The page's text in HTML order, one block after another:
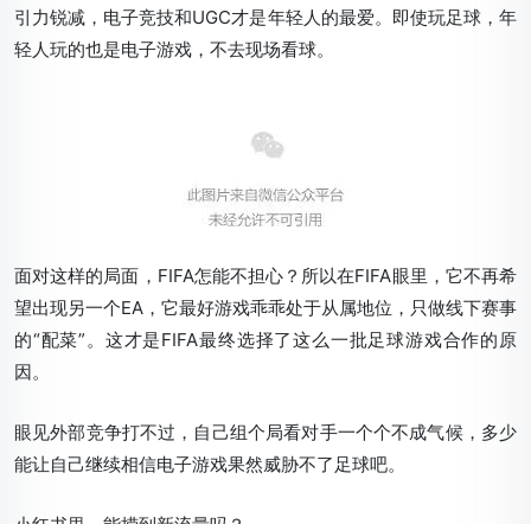
引力锐减，电子竞技和UGC才是年轻人的最爱。即使玩足球，年
轻人玩的也是电子游戏，不去现场看球。
面对这样的局面，FIFA怎能不担心？所以在FIFA眼里，它不再希
望出现另一个EA，它最好游戏乖乖处于从属地位，只做线下赛事
的“配菜”。这才是FIFA最终选择了这么一批足球游戏合作的原
因。
眼见外部竞争打不过，自己组个局看对手一个个不成气候，多少
能让自己继续相信电子游戏果然威胁不了足球吧。